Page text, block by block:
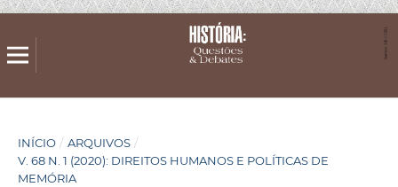
INÍCIO / ARQUIVOS /
V. 68 N. 1 (2020): DIREITOS HUMANOS E POLÍTICAS DE
MEMÓRIA